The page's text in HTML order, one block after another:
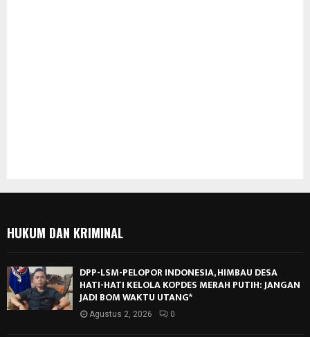
HUKUM DAN KRIMINAL
DPP-LSM-PELOPOR INDONESIA, HIMBAU DESA
HATI-HATI KELOLA KOPDES MERAH PUTIH: JANGAN
JADI BOM WAKTU UTANG*
Agustus 2, 2026 0